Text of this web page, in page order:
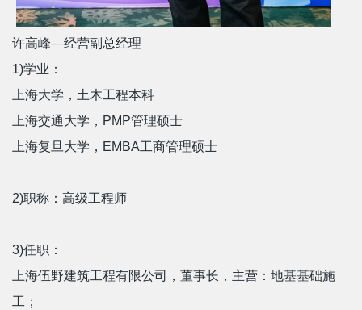
许高峰—经营副总经理
1)学业：
上海大学，土木工程本科
上海交通大学，PMP管理硕士
上海复旦大学，EMBA工商管理硕士
2)职称：高级工程师
3)任职：
上海伍野建筑工程有限公司，董事长，主营：地基基础施
工；